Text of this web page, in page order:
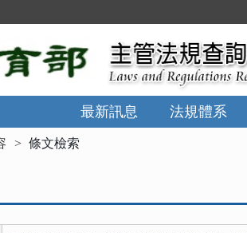
最新訊息 法規體系
條文檢索